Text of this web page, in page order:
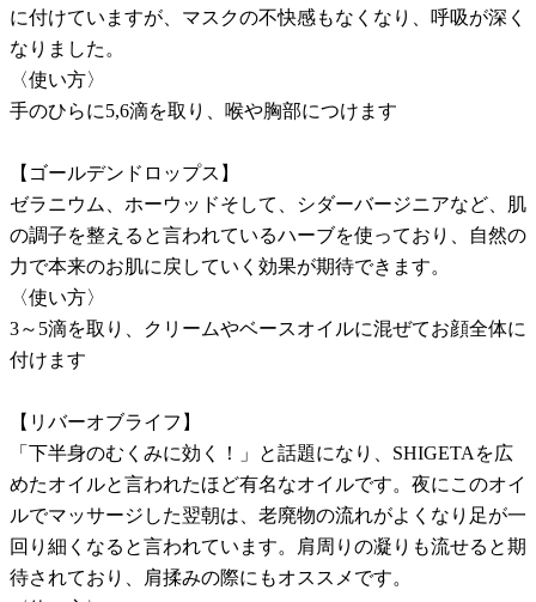
に付けていますが、マスクの不快感もなくなり、呼吸が深く
なりました。
〈使い方〉
手のひらに5,6滴を取り、喉や胸部につけます
【ゴールデンドロップス】
ゼラニウム、ホーウッドそして、シダーバージニアなど、肌
の調子を整えると言われているハーブを使っており、自然の
力で本来のお肌に戻していく効果が期待できます。
〈使い方〉
3～5滴を取り、クリームやベースオイルに混ぜてお顔全体に
付けます
【リバーオブライフ】
「下半身のむくみに効く！」と話題になり、SHIGETAを広
めたオイルと言われたほど有名なオイルです。夜にこのオイ
ルでマッサージした翌朝は、老廃物の流れがよくなり足が一
回り細くなると言われています。肩周りの凝りも流せると期
待されており、肩揉みの際にもオススメです。